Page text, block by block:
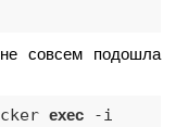
совсем подошла
exec -i